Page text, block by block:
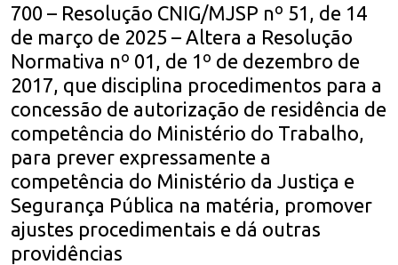
700 – Resolução CNIG/MJSP nº 51, de 14
de março de 2025 – Altera a Resolução
Normativa nº 01, de 1º de dezembro de
2017, que disciplina procedimentos para a
concessão de autorização de residência de
competência do Ministério do Trabalho,
para prever expressamente a
competência do Ministério da Justiça e
Segurança Pública na matéria, promover
ajustes procedimentais e dá outras
providências